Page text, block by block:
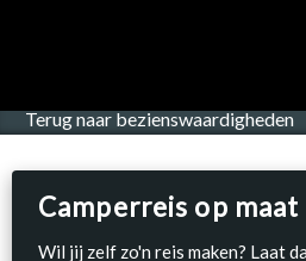
Terug naar bezienswaardigheden
Camperreis op maat
Wil jij zelf zo'n reis maken? Laat